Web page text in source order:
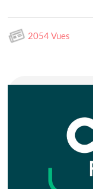
2054 Vues